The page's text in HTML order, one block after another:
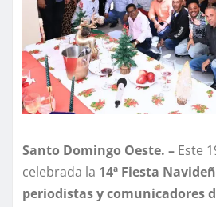
Santo Domingo Oeste. – Este
celebrada la 14ª Fiesta
periodistas y comunicadores